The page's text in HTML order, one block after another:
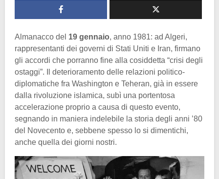
Almanacco del 19 gennaio, anno 1981: ad Algeri,
rappresentanti dei governi di Stati Uniti e Iran, firmano
gli accordi che porranno fine alla cosiddetta “crisi degli
ostaggi”. Il deterioramento delle relazioni politico-
diplomatiche fra Washington e Teheran, già in essere
dalla rivoluzione islamica, subì una portentosa
accelerazione proprio a causa di questo evento,
segnando in maniera indelebile la storia degli anni ’80
del Novecento e, sebbene spesso lo si dimentichi,
anche quella dei giorni nostri.